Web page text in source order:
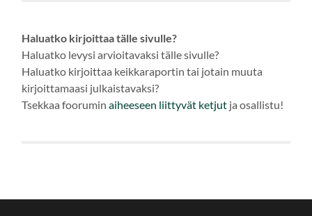
Haluatko kirjoittaa tälle sivulle?
Haluatko levysi arvioitavaksi tälle sivulle?
Haluatko kirjoittaa keikkaraportin tai jotain muuta
kirjoittamaasi julkaistavaksi?
Tsekkaa fooruminaiheeseen liittyvät ketjut ja osallistu!